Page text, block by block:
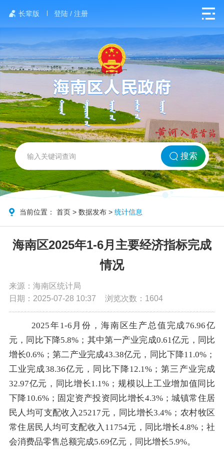
长辈版 登陆 / 注册
网站首页
北方海南
政务要闻
党务公开
政务服务
互动交流
数据发布
搜索
当前位置：首页 >数据发布 >统计信息
海南区2025年1-6月主要经济指标完成
情况
来源：海南区统计局
日期：2025-07-28 10:37
浏览次数： 1604
2025年1-6月份， 海南区生产总值完成76.96亿
元， 同比下降5.8%；其中第一产业完成0.61亿元， 同比
增长0.6%；第二产业完成43.38亿元， 同比下降11.0%；
工业完成38.36亿元， 同比下降12.1%；第三产业完成
32.97亿元， 同比增长1.1%；规模以上工业增加值同比
下降10.6%； 固定资产投资同比增长4.3%； 城镇常住居
民人均可支配收入25217元，同比增长3.4%；农村牧区
常住居民人均可支配收入 11754元，同比增长4.8%；社
会消费品零售总额完成5.69亿元，同比增长5.9%。